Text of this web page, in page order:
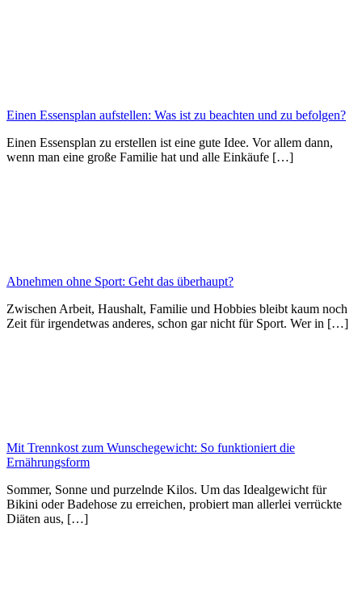
Einen Essensplan aufstellen: Was ist zu beachten und zu befolgen?
Einen Essensplan zu erstellen ist eine gute Idee. Vor allem dann,
wenn man eine große Familie hat und alle Einkäufe […]
Abnehmen ohne Sport: Geht das überhaupt?
Zwischen Arbeit, Haushalt, Familie und Hobbies bleibt kaum noch
Zeit für irgendetwas anderes, schon gar nicht für Sport. Wer in […]
Mit Trennkost zum Wunschegewicht: So funktioniert die
Ernährungsform
Sommer, Sonne und purzelnde Kilos. Um das Idealgewicht für
Bikini oder Badehose zu erreichen, probiert man allerlei verrückte
Diäten aus, […]